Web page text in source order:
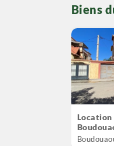
Biens
Location